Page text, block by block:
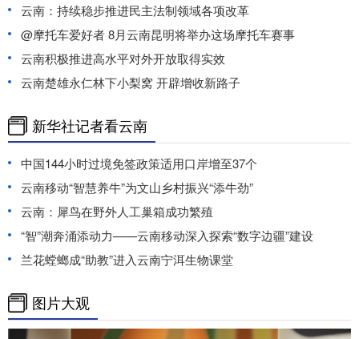
云南：持续稳步推进民主法制领域各项改革
@摩托车爱好者 8月云南昆明将举办这场摩托车赛事
云南积极推进高水平对外开放取得实效
云南楚雄永仁林下小梨窝 开辟增收新路子
新华社记者看云南
中国144小时过境免签政策适用口岸增至37个
云南移动“智慧养牛”为文山乡村振兴“添牛劲”
云南：犀鸟在野外人工巢箱成功繁殖
“智”潮奔涌添动力——云南移动深入探索“数字边疆”建设
兰花螳螂成“助教”进入云南宁洱生物课堂
图片大观